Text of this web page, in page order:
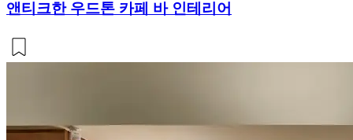
앤티크한 우드톤 카페 바 인테리어